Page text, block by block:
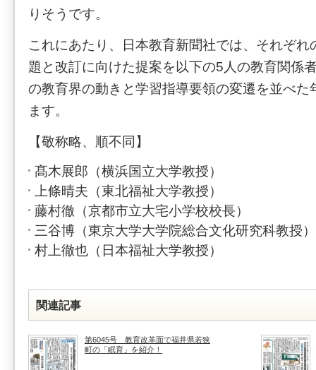
りそうです。
これにあたり、日本教育新聞社では、それぞれ
題と改訂に向けた提案を以下の5人の教育関係
の教育界の動きと学習指導要領の変遷を並べた
ます。
【敬称略、順不同】
髙木展郎（横浜国立大学教授）
上條晴夫（東北福祉大学教授）
藤村徹（京都市立大宅小学校校長）
三谷博（東京大学大学院総合文化研究科教授）
村上徹也（日本福祉大学教授）
関連記事
第6045号 教育改革面で福井県若狭
町の「眠育」を紹介！